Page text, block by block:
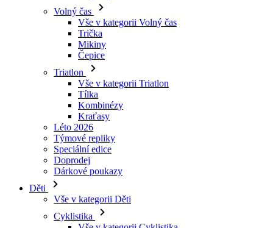
Volný čas
Vše v kategorii Volný čas
Trička
Mikiny
Čepice
Triatlon
Vše v kategorii Triatlon
Tílka
Kombinézy
Kraťasy
Léto 2026
Týmové repliky
Speciální edice
Doprodej
Dárkové poukazy
Děti
Vše v kategorii Děti
Cyklistika